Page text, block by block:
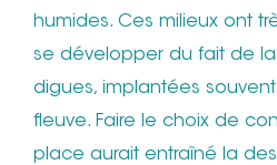
humides. Ces milieux ont
se développer du fait de
digues, implantées
fleuve. Faire le choix de
place aurait entraîné la